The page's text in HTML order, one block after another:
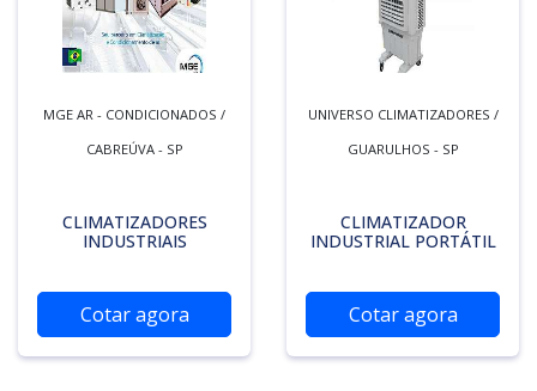
MGE AR - CONDICIONADOS /
CABREÚVA - SP
CLIMATIZADORES
INDUSTRIAIS
Cotar agora
UNIVERSO CLIMATIZADORES /
GUARULHOS - SP
CLIMATIZADOR
INDUSTRIAL PORTÁTIL
Cotar agora